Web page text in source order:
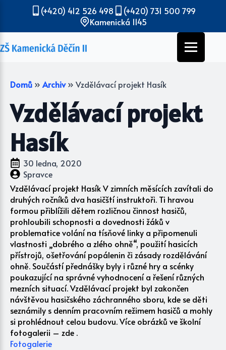
(+420) 412 526 498
(+420) 731 500 799
Kamenická 1145
Domů » Archiv » Vzdělávací projekt Hasík
Vzdělávací projekt
Hasík
30 ledna, 2020
Spravce
Vzdělávací projekt Hasík V zimních měsících zavítali do
druhých ročníků dva hasičští instruktoři. Ti hravou
formou přiblížili dětem rozličnou činnost hasičů,
prohloubili schopnosti a dovednosti žáků v
problematice volání na tísňové linky a připomenuli
vlastnosti „dobrého a zlého ohně“, použití hasicích
přístrojů, ošetřování popálenin či zásady rozdělávání
ohně. Součástí přednášky byly i různé hry a scénky
poukazující na správné vyhodnocení a řešení různých
mezních situací. Vzdělávací projekt byl zakončen
návštěvou hasičského záchranného sboru, kde se děti
seznámily s denním pracovním režimem hasičů a mohly
si prohlédnout celou budovu. Více obrázků ve školní
fotogalerii – zde .
Fotogalerie